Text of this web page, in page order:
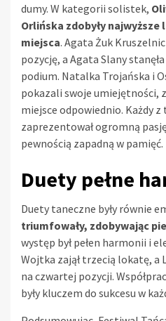
dumy. W kategorii solistek,
Orlińska zdobyły
miejsca. Agata Żuk
pozycję, a Agata Slany
podium. Natalka Trojańska i
pokazali swoje umiejętności,
miejsce odpowiednio. Każdy
zaprezentował ogromną
pewnością zapadną w pamięć.
Duety pełne
Duety taneczne były równie
triumfowały, zdobywając
występ był pełen harmonii i
Wojtka zajął trzecią lokatę, a
na czwartej pozycji.
były kluczem do sukcesu w